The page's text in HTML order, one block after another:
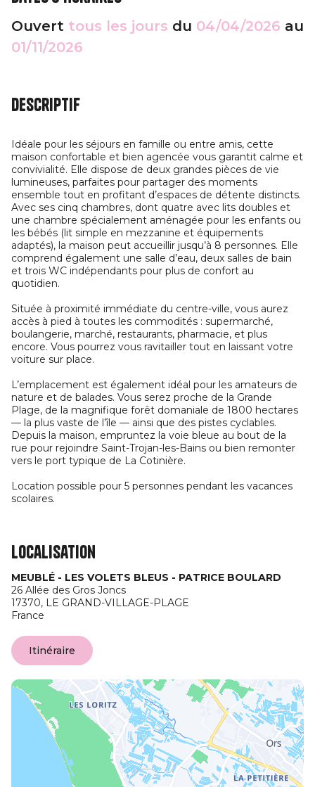
Ouvert tous les jours du 04/04/2026 au
01/11/2026
Descriptif
Idéale pour les séjours en famille ou entre amis, cette
maison confortable et bien agencée vous garantit calme et
convivialité. Elle dispose de deux grandes pièces de vie
lumineuses, parfaites pour partager des moments
ensemble tout en profitant d’espaces de détente distincts.
Avec ses cinq chambres, dont quatre avec lits doubles et
une chambre spécialement aménagée pour les enfants ou
les bébés (lit simple en mezzanine et équipements
adaptés), la maison peut accueillir jusqu’à 8 personnes. Elle
comprend également une salle d’eau, deux salles de bain
et trois WC indépendants pour plus de confort au
quotidien.
Située à proximité immédiate du centre-ville, vous aurez
accès à pied à toutes les commodités : supermarché,
boulangerie, marché, restaurants, pharmacie, et plus
encore. Vous pourrez vous ravitailler tout en laissant votre
voiture sur place.
L’emplacement est également idéal pour les amateurs de
nature et de balades. Vous serez proche de la Grande
Plage, de la magnifique forêt domaniale de 1800 hectares
— la plus vaste de l’île — ainsi que des pistes cyclables.
Depuis la maison, empruntez la voie bleue au bout de la
rue pour rejoindre Saint-Trojan-les-Bains ou bien remonter
vers le port typique de La Cotinière.
Location possible pour 5 personnes pendant les vacances
scolaires.
Localisation
MEUBLÉ - LES VOLETS BLEUS - PATRICE BOULARD
26 Allée des Gros Joncs
17370, LE GRAND-VILLAGE-PLAGE
France
Itinéraire